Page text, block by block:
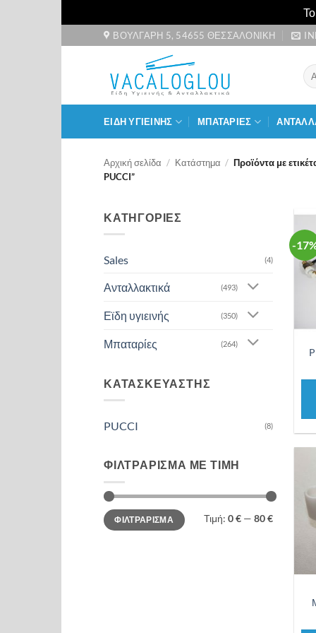
Μετάβαση
στο
ΒΟΥΛΓΑΡΗ 5, 54655 ΘΕΣΣΑΛΟΝΙΚΗ
για:
ΕΙΔΗ ΥΓΙΕΙΝΗΣ ΜΠΑΤΑΡΙΕΣ
Αρχική σελίδα / Κατάστημα / Προϊόντα με
PUCCI”
ΚΑΤΗΓΟΡΙΕΣ
Sales (4)
Ανταλλακτικά (493)
Εϊδη υγιεινής (350)
Μπαταρίες (264)
ΚΑΤΑΣΚΕΥΑΣΤΗΣ
PUCCI (8)
ΦΙΛΤΡΑΡΙΣΜΑ ΜΕ ΤΙΜΗ
Ελάχιστη
τιμή
Μέγιστη
τιμήΦΙΛΤΡΑΡΙΣΜΑ Τιμή: 0 € — 80 €
-